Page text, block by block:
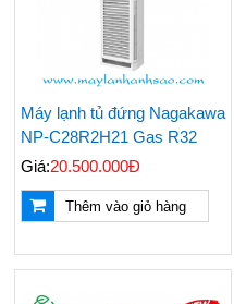
Máy lạnh tủ đứng Nagakawa
NP-C28R2H21 Gas R32
Giá:20.500.000Đ
Thêm vào giỏ hàng